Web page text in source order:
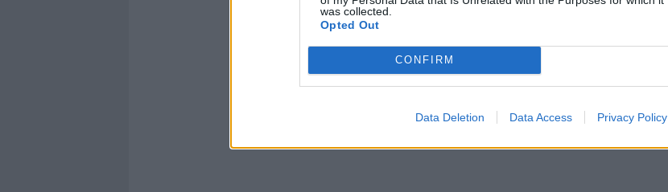
was collected.
Opted Out
CONFIRM
Data Deletion Data Access Privacy Policy